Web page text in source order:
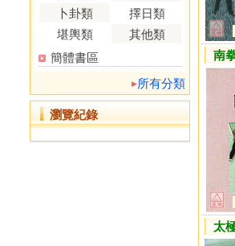
卜卦類
擇日類
堪輿類
其他類
簡體書區
所有分類
瀏覽紀錄
南
太